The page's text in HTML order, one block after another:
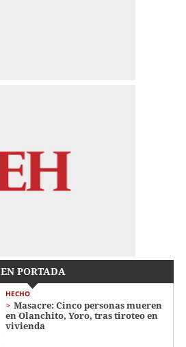
EN PORTADA
HECHO
Masacre: Cinco personas mueren
en Olanchito, Yoro, tras tiroteo en
vivienda